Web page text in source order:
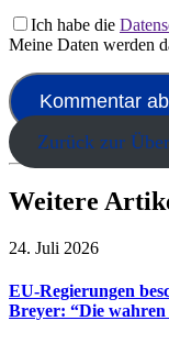
Ich habe die
Meine Daten werden
Zurück zur
Weitere
24. Juli 2026
EU-Regierungen
Breyer: “Die